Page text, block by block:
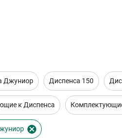
Джуниор Диспенса 150
к Диспенса